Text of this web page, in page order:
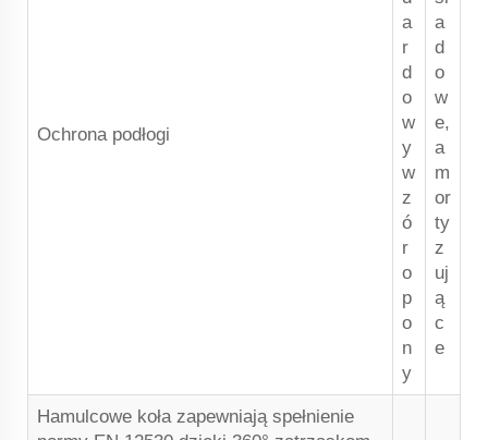
Ochrona podłogi
a
r
d
o
w
y
w
z
ó
r
o
p
o
n
y
a
d
o
w
e,
a
m
or
ty
z
uj
ą
c
e
Hamulcowe koła zapewniają spełnienie